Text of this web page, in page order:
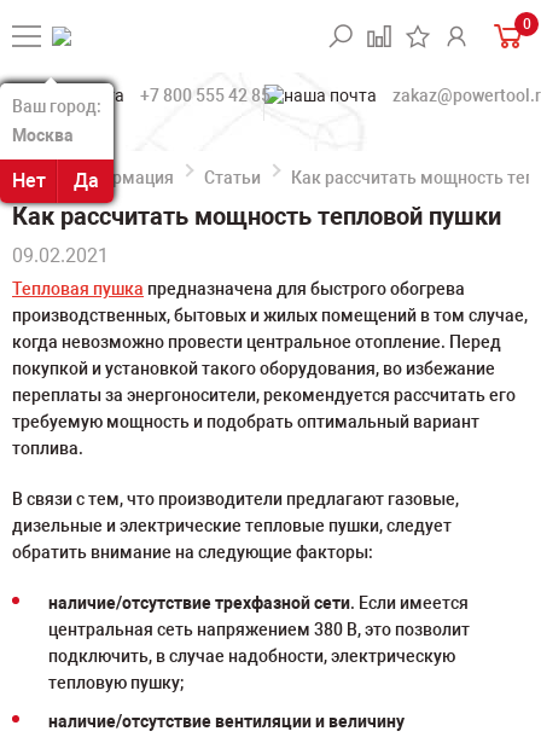
Ваш город:
Москва
Нет Да
Ваш город:
Москва
Нет Да
0
+7 800 555 42 85
Информация Статьи Как рассчитать мощность
Как рассчитать мощность тепловой пушки
09.02.2021
Тепловая пушка предназначена для быстрого обогрева
производственных, бытовых и жилых помещений в том случае,
когда невозможно провести центральное отопление. Перед
покупкой и установкой такого оборудования, во избежание
переплаты за энергоносители, рекомендуется рассчитать его
требуемую мощность и подобрать оптимальный вариант
топлива.
В связи с тем, что производители предлагают газовые,
дизельные и электрические тепловые пушки, следует
обратить внимание на следующие факторы:
наличие/отсутствие трехфазной сети. Если имеется
центральная сеть напряжением 380 В, это позволит
подключить, в случае надобности, электрическую
тепловую пушку;
наличие/отсутствие вентиляции и величину